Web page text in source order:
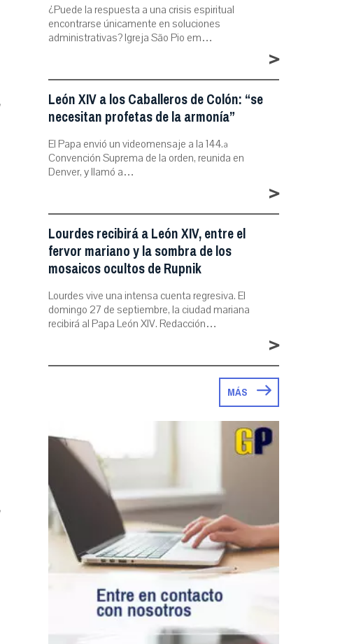
¿Puede la respuesta a una crisis espiritual
encontrarse únicamente en soluciones
administrativas? Igreja São Pio em…
>
León XIV a los Caballeros de Colón: “se
necesitan profetas de la armonía”
El Papa envió un videomensaje a la 144.ª
Convención Suprema de la orden, reunida en
Denver, y llamó a…
>
Lourdes recibirá a León XIV, entre el
fervor mariano y la sombra de los
mosaicos ocultos de Rupnik
Lourdes vive una intensa cuenta regresiva. El
domingo 27 de septiembre, la ciudad mariana
recibirá al Papa León XIV. Redacción…
>
MÁS